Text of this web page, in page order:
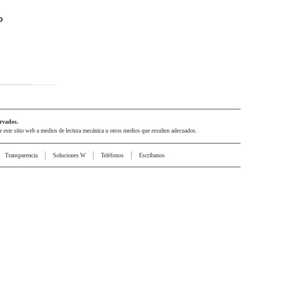
sitio web a medios de lectura mecánica u otros medios que resulten adecuados.
Transparencia Soluciones W Teléfonos Escríbanos